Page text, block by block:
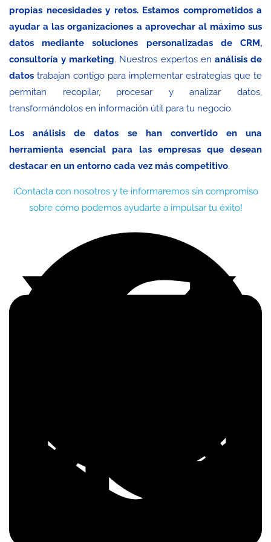
propias necesidades y retos. Estamos comprometidos a
ayudar a las organizaciones a aprovechar al máximo sus
datos mediante soluciones personalizadas de CRM,
consultoría y marketing. Nuestros expertos en análisis de
datos trabajan contigo para implementar estrategias que te
permitan recopilar, procesar y analizar datos,
transformándolos en información útil para tu negocio.
Los análisis de datos se han convertido en una
herramienta esencial para las empresas que desean
destacar en un entorno cada vez más competitivo.
¡Contacta con nosotros y te informaremos sin compromiso
sobre cómo podemos ayudarte a impulsar tu éxito!